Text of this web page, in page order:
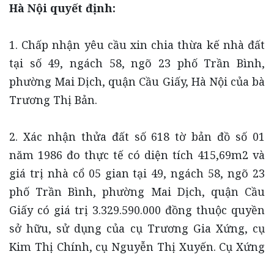
Hà Nội quyết định:
1. Chấp nhận yêu cầu xin chia thừa kế nhà đất
tại số 49, ngách 58, ngõ 23 phố Trần Bình,
phường Mai Dịch, quận Cầu Giấy, Hà Nội của bà
Trương Thị Bản.
2. Xác nhận thửa đất số 618 tờ bản đồ số 01
năm 1986 đo thực tế có diện tích 415,69m2 và
giá trị nhà cổ 05 gian tại 49, ngách 58, ngõ 23
phố Trần Bình, phường Mai Dịch, quận Cầu
Giấy có giá trị 3.329.590.000 đồng thuộc quyền
sở hữu, sử dụng của cụ Trương Gia Xứng, cụ
Kim Thị Chính, cụ Nguyễn Thị Xuyến. Cụ Xứng